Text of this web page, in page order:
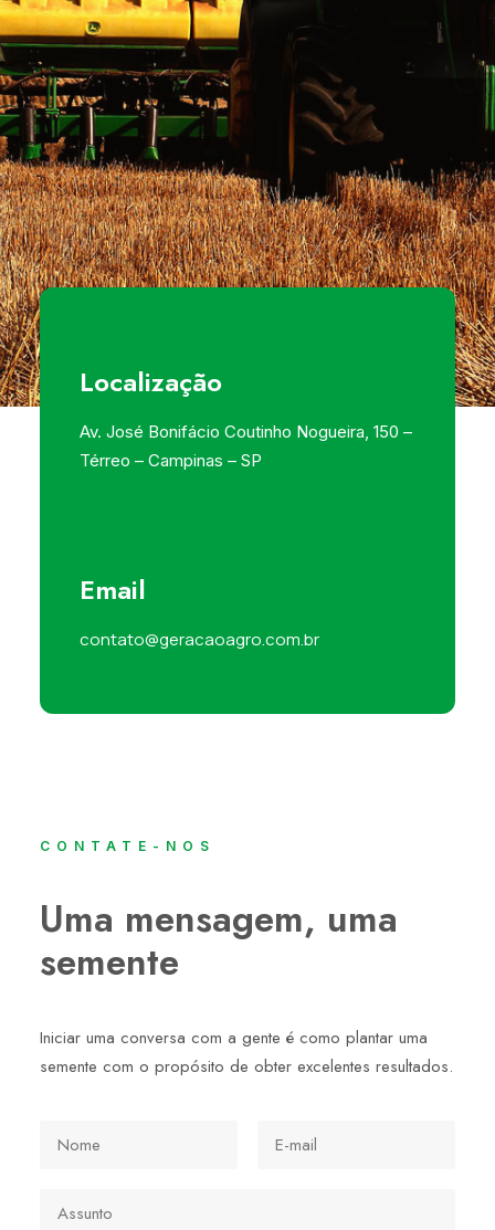
Localização
Av. José Bonifácio Coutinho Nogueira, 150 –
Térreo – Campinas – SP
Email
contato@geracaoagro.com.br
CONTATE-NOS
Uma mensagem, uma
semente
Iniciar uma conversa com a gente é como plantar uma
semente com o propósito de obter excelentes resultados.